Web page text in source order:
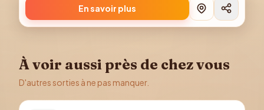
En savoir plus
À voir aussi près de chez vous
D'autres sorties à ne pas manquer.